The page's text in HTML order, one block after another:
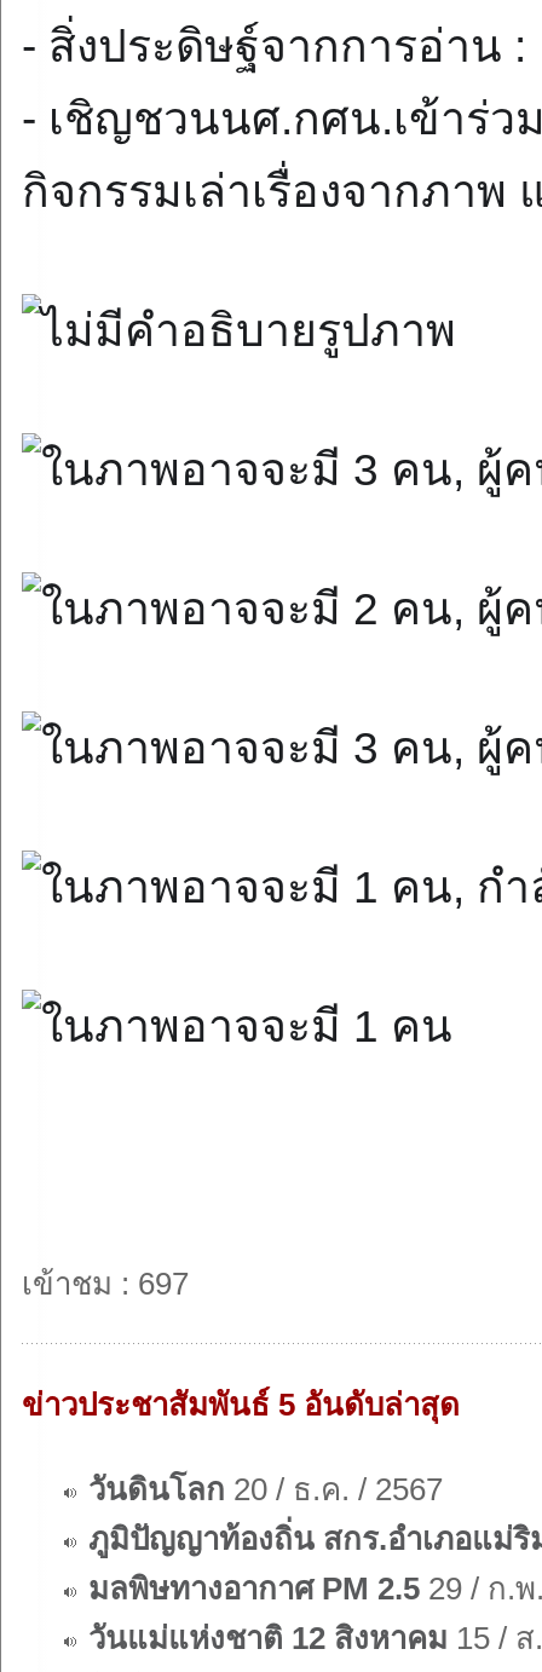
- สิ่งประดิษฐ์จากการอ่าน
- เชิญชวนนศ.กศน.เข้าร่ว
กิจกรรมเล่าเรื่องจากภา
เข้าชม : 697
ข่าวประชาสัมพันธ์ 5 อันดับล่าสุด
วันดินโลก 20 / ธ.ค. / 2567
ภูมิปัญญาท้องถิ่น สกร.อำเภอแม่ริ
มลพิษทางอากาศ PM 2.5 29 / ก.พ
วันแม่แห่งชาติ 12 สิงหาคม 15 /